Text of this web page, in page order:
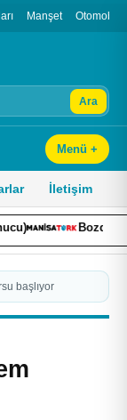
Manşet Otomobil
Ara
Menü +
İletişim
Bozdoğan’da
başlıyor